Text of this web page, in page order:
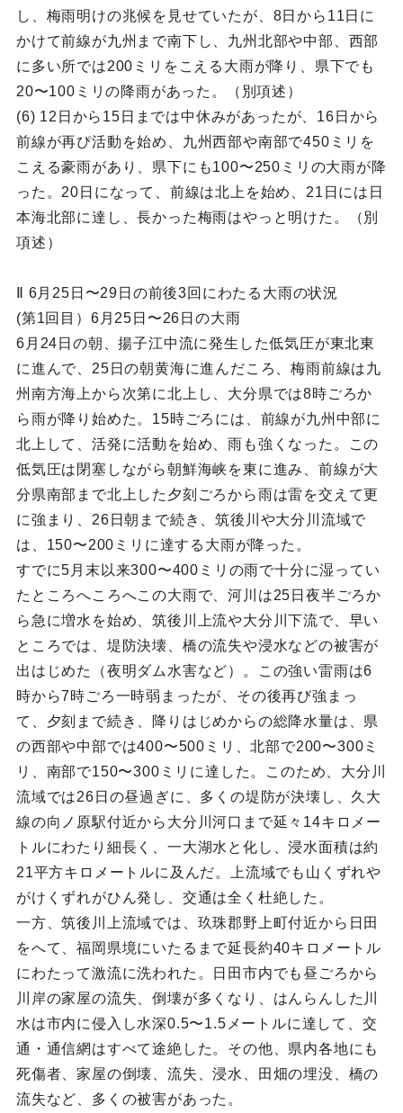
し、梅雨明けの兆候を見せていたが、8日から11日に
かけて前線が九州まで南下し、九州北部や中部、西部
に多い所では200ミリをこえる大雨が降り、県下でも
20〜100ミリの降雨があった。（別項述）
(6) 12日から15日までは中休みがあったが、16日から
前線が再ぴ活動を始め、九州西部や南部で450ミリを
こえる豪雨があり、県下にも100〜250ミリの大雨が降
った。20日になって、前線は北上を始め、21日には日
本海北部に達し、長かった梅雨はやっと明けた。（別
項述）
Ⅱ 6月25日〜29日の前後3回にわたる大雨の状況
(第1回目）6月25日〜26日の大雨
6月24日の朝、揚子江中流に発生した低気圧が東北東
に進んで、25日の朝黄海に進んだころ、梅雨前線は九
州南方海上から次第に北上し、大分県では8時ごろか
ら雨が降り始めた。15時ごろには、前線が九州中部に
北上して、活発に活動を始め、雨も強くなった。この
低気圧は閉塞しながら朝鮮海峡を東に進み、前線が大
分県南部まで北上した夕刻ごろから雨は雷を交えて更
に強まり、26日朝まで続き、筑後川や大分川流域で
は、150〜200ミリに達する大雨が降った。
すでに5月末以来300〜400ミリの雨で十分に湿ってい
たところへころへこの大雨で、河川は25日夜半ごろか
ら急に増水を始め、筑後川上流や大分川下流で、早い
ところでは、堤防決壊、橋の流失や浸水などの被害が
出はじめた（夜明ダム水害など）。この強い雷雨は6
時から7時ごろ一時弱まったが、その後再び強まっ
て、夕刻まで続き、降りはじめからの総降水量は、県
の西部や中部では400〜500ミリ、北部で200〜300ミ
リ、南部で150〜300ミリに達した。このため、大分川
流域では26日の昼過ぎに、多くの堤防が決壊し、久大
線の向ノ原駅付近から大分川河口まで延々14キロメー
トルにわたり細長く、一大湖水と化し、浸水面積は約
21平方キロメートルに及んだ。上流域でも山くずれや
がけくずれがひん発し、交通は全く杜絶した。
一方、筑後川上流域では、玖珠郡野上町付近から日田
をへて、福岡県境にいたるまで延長約40キロメートル
にわたって激流に洗われた。日田市内でも昼ごろから
川岸の家屋の流失、倒壊が多くなり、はんらんした川
水は市内に侵入し水深0.5〜1.5メートルに達して、交
通・通信網はすべて途絶した。その他、県内各地にも
死傷者、家屋の倒壊、流失、浸水、田畑の埋没、橋の
流失など、多くの被害があった。